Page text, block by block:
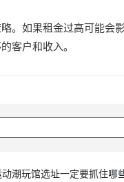
。如果租金过高可能会
客户和收入。
潮玩馆选址一定要抓住哪